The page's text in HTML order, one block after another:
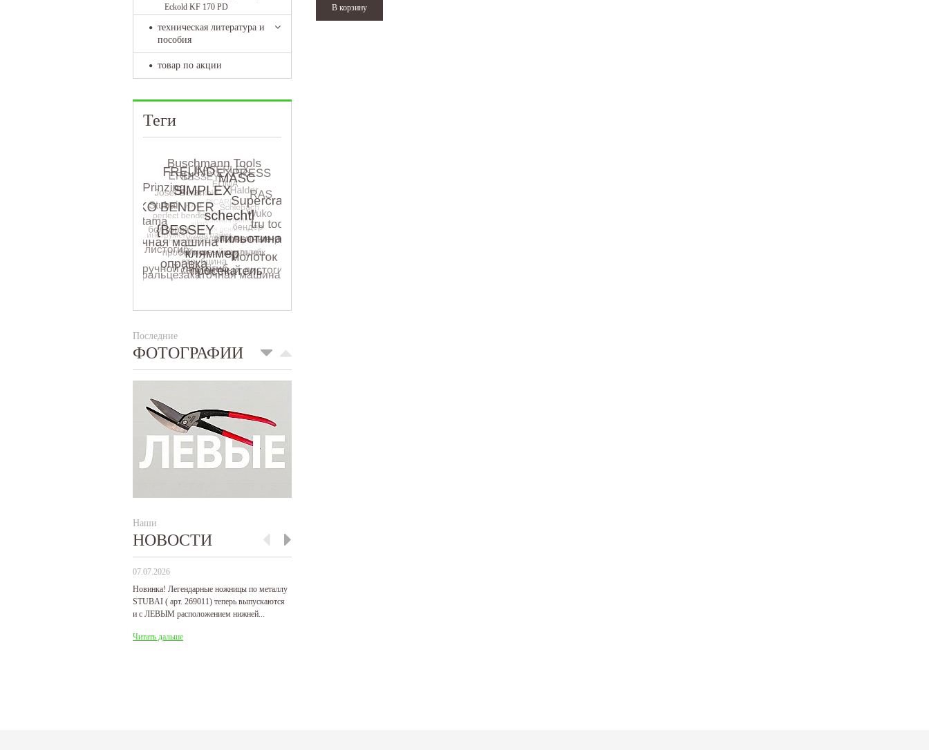
Eckold KF 170 PD
техническая литература и
пособия
товар по акции
Теги
Последние
ФОТОГРАФИИ
Наши
НОВОСТИ
07.07.2026
Новинка! Легендарные ножницы по металлу
STUBAI ( арт. 269011) теперь выпускаются
и с ЛЕВЫМ расположением нижней...
Читать дальше